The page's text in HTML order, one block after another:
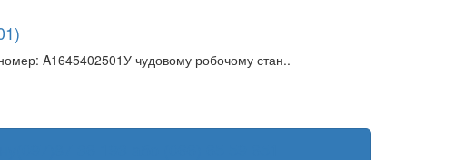
A1645402501У чудовому робочому стан..